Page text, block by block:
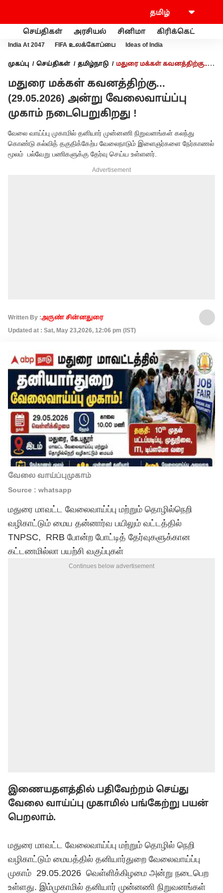
செய்திகள் அரசியல் சினிமா கிரிக்கெட்
India At 2047 FIFA உலக்கோப்பை Ideas of India
முகப்பு செய்திகள் தமிழ்நாடு
மதுரை மக்கள் கவனத்திற்கு...
மதுரை மக்கள் கவனத்திற்கு...
(29.05.2026) அன்று வேலைவாய்ப்பு
முகாம் நடைபெறுகிறது !
வேலை வாய்ப்பு முகாமில் தனியார் முன்னணி நிறுவனங்கள் கலந்து
கொண்டு கல்வித் தகுதிக்கேற்ப வேலைநாடும் இளைஞர்களை நேர்காணல்
மூலம் பல்வேறு பணிகளுக்கு தேர்வு செய்ய உள்ளனர்.
Advertisement
Written By :அருண் சின்னதுரை
Updated at : Sat, May 23,2026, 12:06 pm (IST)
வேலை வாய்ப்புமுகாம்
Source : whatsapp
மதுரை மாவட்ட வேலைவாய்ப்பு மற்றும் தொழில்நெறி
வழிகாட்டும் மைய தன்னார்வ பயிலும் வட்டத்தில்
TNPSC, RRB போன்ற போட்டித் தேர்வுகளுக்கான
கட்டணமில்லா பயற்சி வகுப்புகள்
Continues below advertisement
இணையதளத்தில் பதிவேற்றம் செய்து
வேலை வாய்ப்பு முகாமில் பங்கேற்று பயன்
பெறலாம்.
மதுரை மாவட்ட வேலைவாய்ப்பு மற்றும் தொழில் நெறி
வழிகாட்டும் மையத்தில் தனியார்துறை வேலைவாய்ப்பு
முகாம் 29.05.2026 வெள்ளிக்கிழமை அன்று நடைபெற
உள்ளது. இம்முகாமில் தனியார் முன்னணி நிறுவனங்கள்